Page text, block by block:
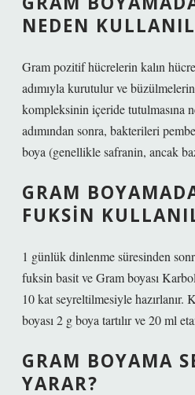
NEDEN
Gram pozitif hücrelerin kalın
adımıyla kurutulur ve
kompleksinin içeride tutulmasına
adımından sonra, bakterileri
boya (genellikle safranin, ancak
GRAM
FUKSIN
1 günlük dinlenme süresinden
fuksin basit ve Gram boyası
10 kat seyreltilmesiyle
boyası 2 g boya tartılır ve 20 ml
GRAM BOYAMA
YARAR?